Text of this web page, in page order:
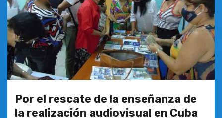
Por el rescate de la enseñanza de
la realización audiovisual en Cuba